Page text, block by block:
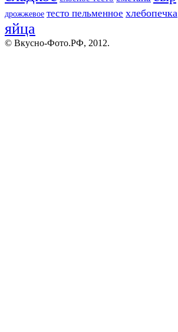
дрожжевое тесто пельменное хлебопечка
яйца
© Вкусно-Фото.РФ, 2012.